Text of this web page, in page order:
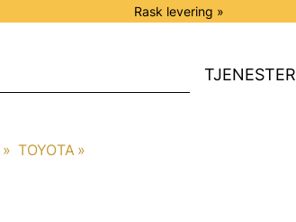
Rask levering »
TJENESTER
‪» TOYOTA ‪»